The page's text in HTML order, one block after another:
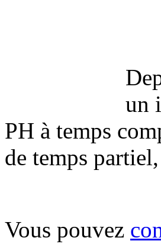
un
PH à temps
de temps
Vous pouvez